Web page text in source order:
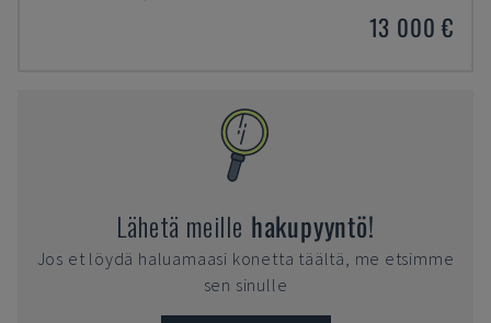
13 000 €
Lähetä meille hakupyyntö!
Jos et löydä haluamaasi konetta täältä, me etsimme
sen sinulle